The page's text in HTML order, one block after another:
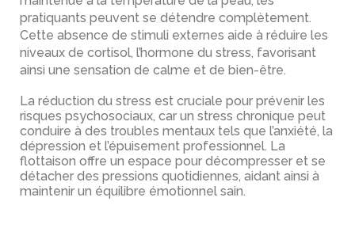
pratiquants peuvent se détendre complètement.
Cette absence de stimuli externes aide à réduire les
niveaux de cortisol, l’hormone du stress, favorisant
ainsi une sensation de calme et de bien-être.
La réduction du stress est cruciale pour prévenir les
risques psychosociaux, car un stress chronique peut
conduire à des troubles mentaux tels que l’anxiété, la
dépression et l’épuisement professionnel. La
flottaison offre un espace pour décompresser et se
détacher des pressions quotidiennes, aidant ainsi à
maintenir un équilibre émotionnel sain.